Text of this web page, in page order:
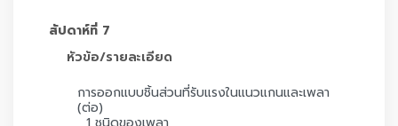
สัปดาห์ที่ 7
หัวข้อ/รายละเอียด